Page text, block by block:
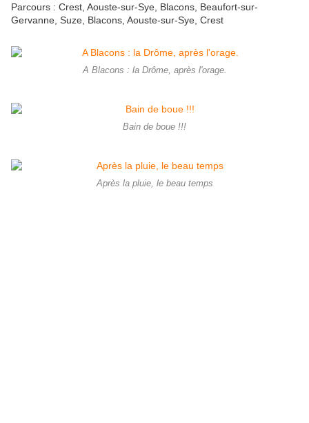
Parcours : Crest, Aouste-sur-Sye, Blacons, Beaufort-sur-
Gervanne, Suze, Blacons, Aouste-sur-Sye, Crest
A Blacons : la Drôme, après l'orage.
Bain de boue !!!
Après la pluie, le beau temps